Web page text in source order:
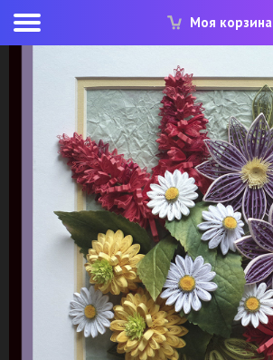
Моя корзина